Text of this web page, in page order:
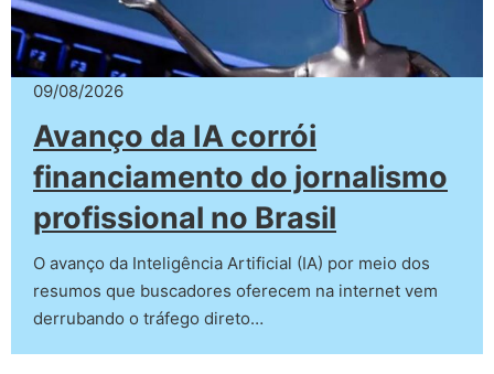
09/08/2026
Avanço da IA corrói
financiamento do jornalismo
profissional no Brasil
O avanço da Inteligência Artificial (IA) por meio dos
resumos que buscadores oferecem na internet vem
derrubando o tráfego direto…